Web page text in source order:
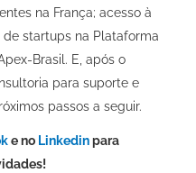
na França; acesso à
startups na Plataforma
Brasil. E, após o
para suporte e
passos a seguir.
e no Linkedinpara